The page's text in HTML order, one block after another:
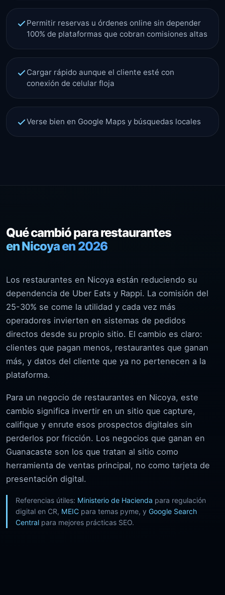
Permitir reservas u órdenes online sin depender
100% de plataformas que cobran comisiones altas
Cargar rápido aunque el cliente esté con
conexión de celular floja
Verse bien en Google Maps y búsquedas locales
Qué cambió para restaurantes
en Nicoya en 2026
Los restaurantes en Nicoya están reduciendo su
dependencia de Uber Eats y Rappi. La comisión del
25-30% se come la utilidad y cada vez más
operadores invierten en sistemas de pedidos
directos desde su propio sitio. El cambio es claro:
clientes que pagan menos, restaurantes que ganan
más, y datos del cliente que ya no pertenecen a la
plataforma.
Para un negocio de restaurantes en Nicoya, este
cambio significa invertir en un sitio que capture,
califique y enrute esos prospectos digitales sin
perderlos por fricción. Los negocios que ganan en
Guanacaste son los que tratan al sitio como
herramienta de ventas principal, no como tarjeta de
presentación digital.
Referencias útiles: Ministerio de Hacienda para regulación
digital en CR, MEIC para temas pyme, y Google Search
Central para mejores prácticas SEO.